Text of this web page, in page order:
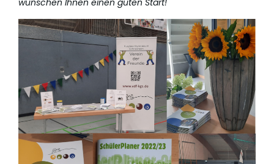
wünschen Ihnen einen guten Start!